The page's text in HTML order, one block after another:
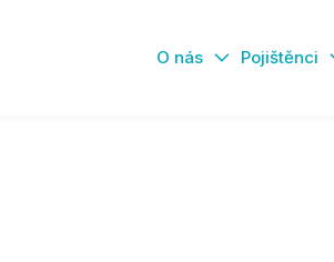
O nás Pojištěnci